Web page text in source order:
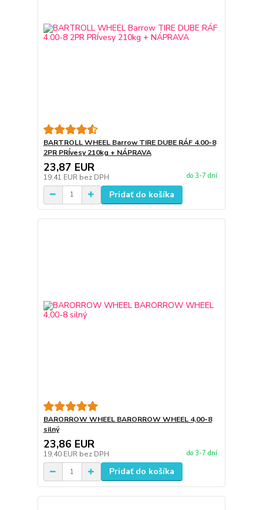
BARTROLL WHEEL Barrow TIRE DUBE RÁF 4.00-8
2PR PRÍvesy 210kg + NÁPRAVA
23,87 EUR
19,41 EUR bez DPH do 3-7 dní
Pridať do košíka
BARORROW WHEEL BARORROW WHEEL 4,00-8
silný
23,86 EUR
19,40 EUR bez DPH do 3-7 dní
Pridať do košíka